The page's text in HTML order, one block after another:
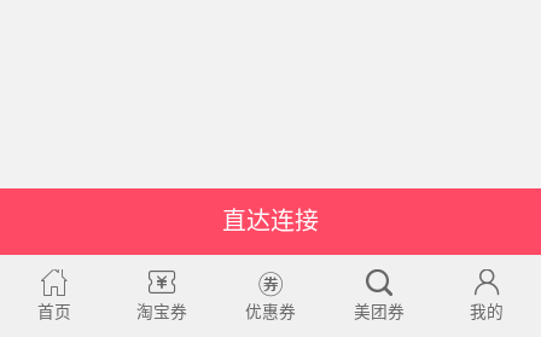
直达连接
首页 淘宝券 优惠券 美团券 我的